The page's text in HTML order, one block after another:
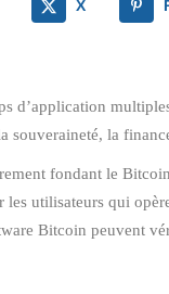
X
d’application
souveraineté, la
fondant le
utilisateurs qui
Bitcoin peuvent